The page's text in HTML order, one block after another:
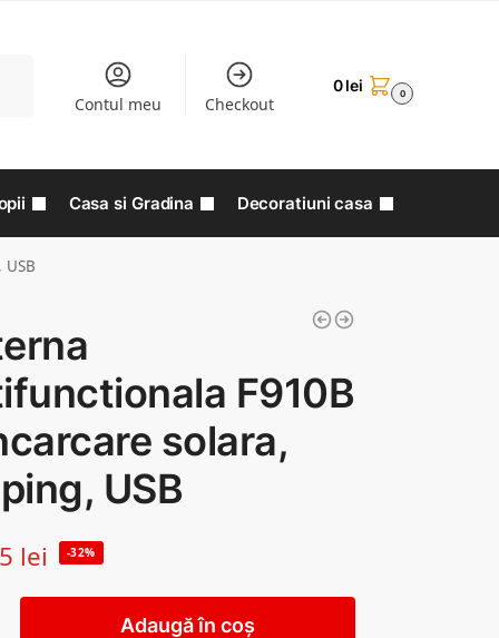
Contul meu Checkout
0lei 0
Casa si Gradina Decoratiuni casa
F910B
solara,
USB
lei -32%
Adaugă în coș